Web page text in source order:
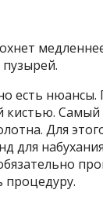
есть
кистью.
Для
для